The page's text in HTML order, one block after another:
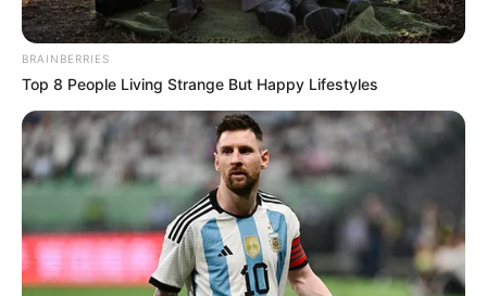
BRAINBERRIES
Top 8 People Living Strange But Happy Lifestyles